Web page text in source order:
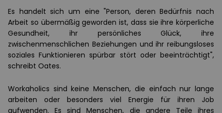
Es handelt sich um eine "Person, deren Bedürfnis nach
Arbeit so übermäßig geworden ist, dass sie ihre körperliche
Gesundheit, ihr persönliches Glück, ihre
zwischenmenschlichen Beziehungen und ihr reibungsloses
soziales Funktionieren spürbar stört oder beeinträchtigt",
schreibt Oates.
Workaholics sind keine Menschen, die einfach nur lange
arbeiten oder besonders viel Energie für ihren Job
aufwenden. Es sind Menschen, die andere Teile ihres